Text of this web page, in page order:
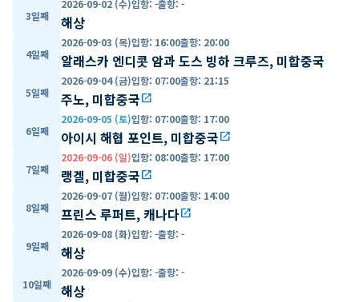
3일째
2026-09-02 (수)입항: -출항: -
해상
4일째
2026-09-03 (목)입항: 16:00출항: 20:00
알래스카 엔디콧 암과 도스 빙하 크루즈, 미합중국
5일째
2026-09-04 (금)입항: 07:00출항: 21:15
주노, 미합중국open_in_new
6일째
2026-09-05 (토)입항: 07:00출항: 17:00
아이시 해협 포인트, 미합중국open_in_new
7일째
2026-09-06 (일)입항: 08:00출항: 17:00
랭겔, 미합중국open_in_new
8일째
2026-09-07 (월)입항: 07:00출항: 14:00
프린스 루퍼트, 캐나다open_in_new
9일째
2026-09-08 (화)입항: -출항: -
해상
10일째
2026-09-09 (수)입항: -출항: -
해상